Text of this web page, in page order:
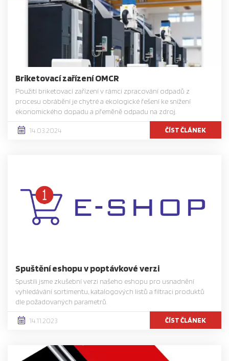
Briketovací zařízení OMCR
Použití briketovací zařízení v rámci zpracování odpadů z
procesu obrábění je chytré a ekologické řešení ke snížení
ekonomického dopadu a přeměně odpadu na zdroj.
14.03.2024 ČÍST ČLÁNEK
Spuštění eshopu v poptávkové verzi
Spustili jsme zkušební verzi našeho eshopu pro usnadnění
vyhledávání sortimentu, katalogových listů a filtraci produktů
dle požadovaných parametrů.
14.11.2023 ČÍST ČLÁNEK